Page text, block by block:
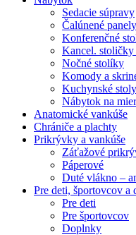
Sedacie súpravy
Čalúnené
Konferenčné
Kancel.
Nočné stolíky
Komody a
Kuchynské
Nábytok na
Anatomické vankúše
Chrániče a plachty
Prikrývky a vankúše
Záťažové
Páperové
Duté vlákno –
Pre deti, športovcov a
Pre deti
Pre športovcov
Doplnky